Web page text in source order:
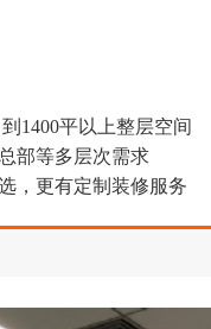
1400平以上整层空间
部等多层次需求
，更有定制装修服务